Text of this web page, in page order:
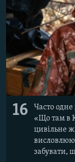
16
Часто
«Що там в
цивільне
забувати,